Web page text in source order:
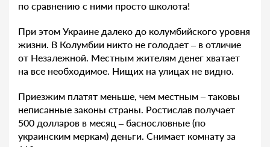
по сравнению с ними просто школота!
При этом Украине далеко до колумбийского уровня
жизни. В Колумбии никто не голодает – в отличие
от Незалежной. Местным жителям денег хватает
на все необходимое. Нищих на улицах не видно.
Приезжим платят меньше, чем местным – таковы
неписанные законы страны. Ростислав получает
500 долларов в месяц – баснословные (по
украинским меркам) деньги. Снимает комнату за